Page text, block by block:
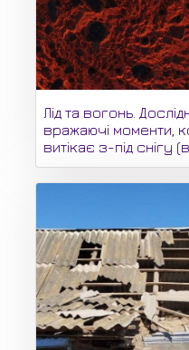
Лід та вогонь.
вражаючі моменти,
витікає з-під снігу